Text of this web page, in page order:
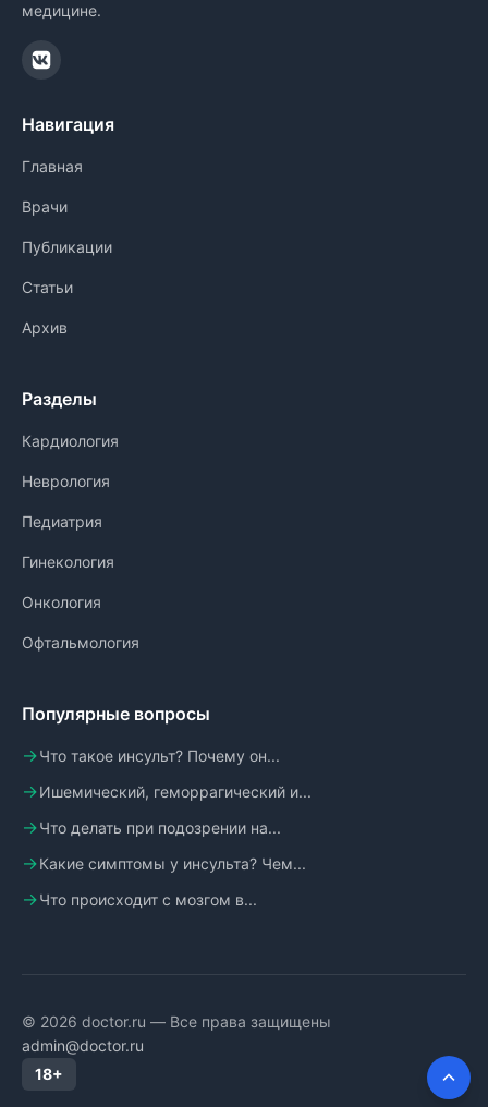
медицине.
Навигация
Главная
Врачи
Публикации
Статьи
Архив
Разделы
Кардиология
Неврология
Педиатрия
Гинекология
Онкология
Офтальмология
Популярные вопросы
Что такое инсульт? Почему он...
Ишемический, геморрагический и...
Что делать при подозрении на...
Какие симптомы у инсульта? Чем...
Что происходит с мозгом в...
© 2026 doctor.ru — Все права защищены
admin@doctor.ru
18+